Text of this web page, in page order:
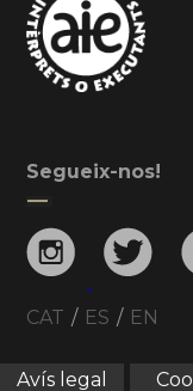
Segueix-nos!
CAT / ES / EN
Avís legal